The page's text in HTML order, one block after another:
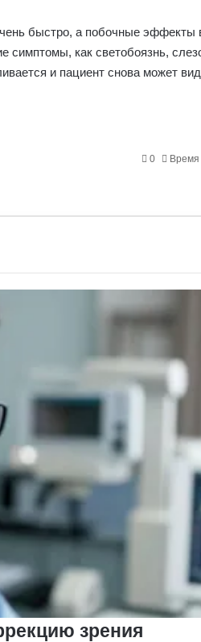
быстро, а побочные эффекты
симптомы, как светобоязнь,
и пациент снова может
0 Время
зрения